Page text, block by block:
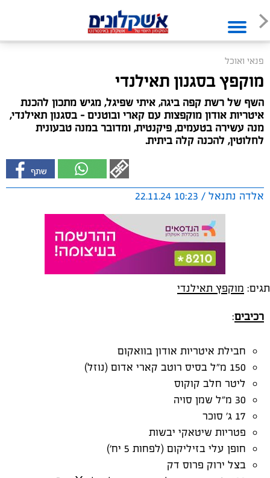
פנאי ואוכל
מוקפץ בסגנון תאילנדי
השף של רשת קפה ביגה, איתי שפיגל, מגיש מתכון להכנת
איטריות אודון מוקפצות עם קארי ובוטנים – בסגנון תאילנדי,
מנה עשירה בטעמים, פיקנטית, ומדובר במנה טבעונית
לחלוטין, להכנה קלה ביתית.
אלדה נתנאל / 10:23 22.11.24
תגים: מוקפץ תאילנדי
רכיבים:
חבילת איטריות אודון בוואקום
150 מ"ל בסיס רוטב קארי אדום (נוזל)
ליטר חלב קוקוס
30 מ"ל שמן סויה
17 ג' סוכר
פטריות שיטאקי יבשות
חופן עלי בזיליקום (לפחות 5 יח')
בצל ירוק פרוס דק